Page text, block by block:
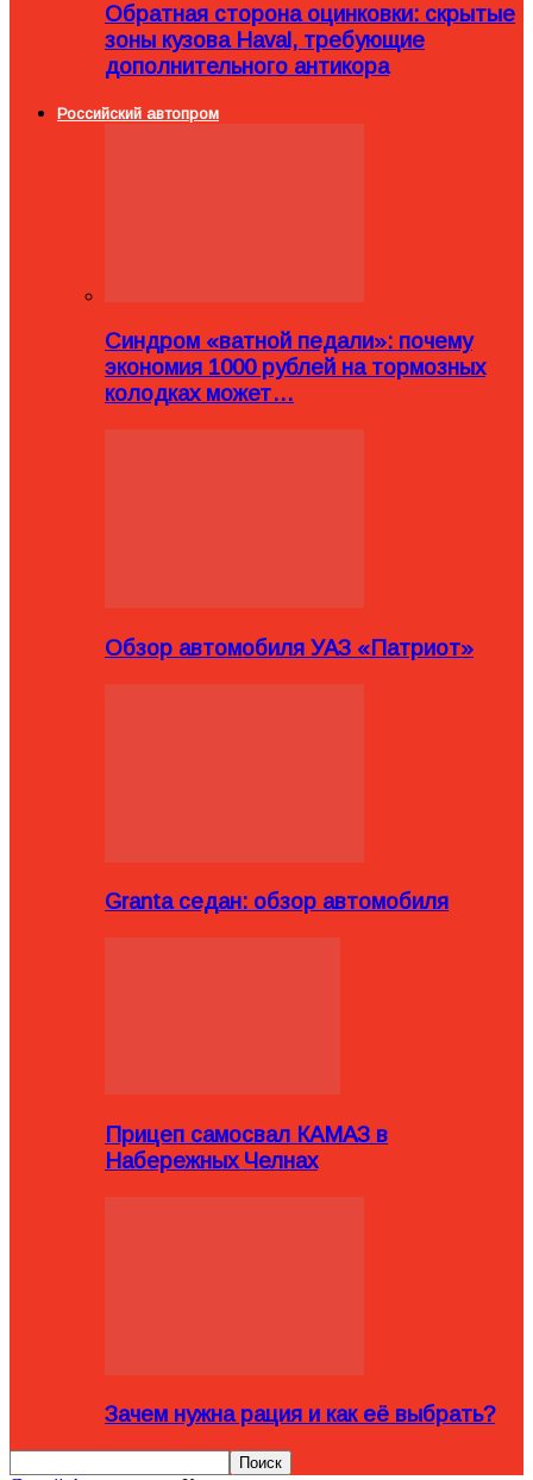
Обратная сторона оцинковки: скрытые
зоны кузова Haval, требующие
дополнительного антикора
Российский автопром
Синдром «ватной педали»: почему
экономия 1000 рублей на тормозных
колодках может…
Обзор автомобиля УАЗ «Патриот»
Granta седан: обзор автомобиля
Прицеп самосвал КАМАЗ в
Набережных Челнах
Зачем нужна рация и как её выбрать?